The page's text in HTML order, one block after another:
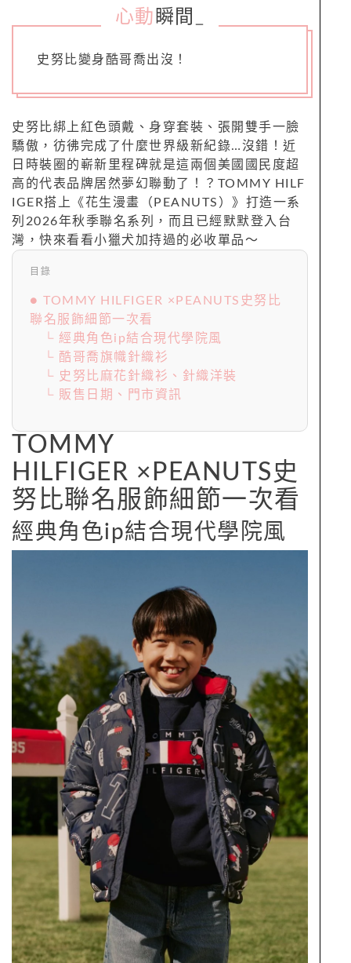
心動 瞬間
史努比變身酷哥喬出沒！
史努比綁上紅色頭戴、身穿套裝、張開雙手一臉
驕傲，彷彿完成了什麼世界級新紀錄…沒錯！近
日時裝圈的嶄新里程碑就是這兩個美國國民度超
高的代表品牌居然夢幻聯動了！？TOMMY HILF
IGER搭上《花生漫畫（PEANUTS）》打造一系
列2026年秋季聯名系列，而且已經默默登入台
灣，快來看看小獵犬加持過的必收單品～
目錄
● TOMMY HILFIGER ×PEANUTS史努比
聯名服飾細節一次看
└ 經典角色ip結合現代學院風
└ 酷哥喬旗幟針織衫
└ 史努比麻花針織衫、針織洋裝
└ 販售日期、門市資訊
TOMMY
HILFIGER ×PEANUTS史
努比聯名服飾細節一次看
經典角色ip結合現代學院風